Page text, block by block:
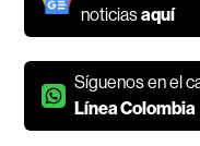
noticiasaquí
Síguenos en el
Línea Colombia